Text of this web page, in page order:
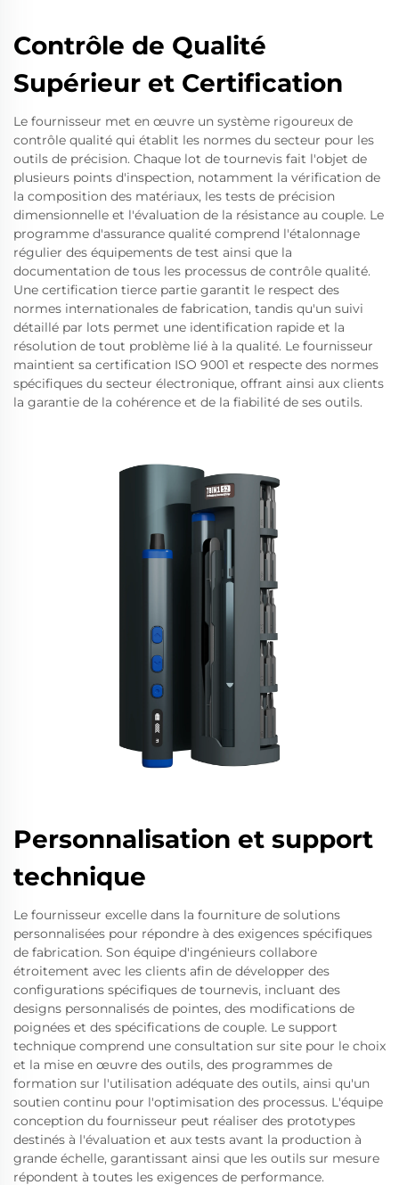
Contrôle de Qualité
Supérieur et Certification
Le fournisseur met en œuvre un système rigoureux de
contrôle qualité qui établit les normes du secteur pour les
outils de précision. Chaque lot de tournevis fait l'objet de
plusieurs points d'inspection, notamment la vérification de
la composition des matériaux, les tests de précision
dimensionnelle et l'évaluation de la résistance au couple. Le
programme d'assurance qualité comprend l'étalonnage
régulier des équipements de test ainsi que la
documentation de tous les processus de contrôle qualité.
Une certification tierce partie garantit le respect des
normes internationales de fabrication, tandis qu'un suivi
détaillé par lots permet une identification rapide et la
résolution de tout problème lié à la qualité. Le fournisseur
maintient sa certification ISO 9001 et respecte des normes
spécifiques du secteur électronique, offrant ainsi aux clients
la garantie de la cohérence et de la fiabilité de ses outils.
Personnalisation et support
technique
Le fournisseur excelle dans la fourniture de solutions
personnalisées pour répondre à des exigences spécifiques
de fabrication. Son équipe d'ingénieurs collabore
étroitement avec les clients afin de développer des
configurations spécifiques de tournevis, incluant des
designs personnalisés de pointes, des modifications de
poignées et des spécifications de couple. Le support
technique comprend une consultation sur site pour le choix
et la mise en œuvre des outils, des programmes de
formation sur l'utilisation adéquate des outils, ainsi qu'un
soutien continu pour l'optimisation des processus. L'équipe
conception du fournisseur peut réaliser des prototypes
destinés à l'évaluation et aux tests avant la production à
grande échelle, garantissant ainsi que les outils sur mesure
répondent à toutes les exigences de performance.